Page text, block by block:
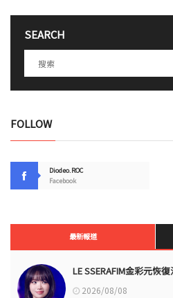
SEARCH
FOLLOW
Diodeo.ROC
Facebook
最新報道
LE SSERAFIM金彩元恢
2026/08/08